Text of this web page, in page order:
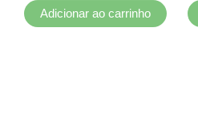
Adicionar ao carrinho